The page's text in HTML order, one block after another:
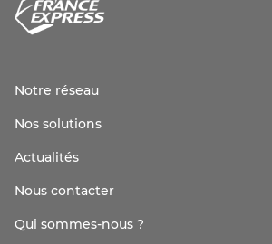
Notre réseau
Nos solutions
Actualités
Nous contacter
Qui sommes-nous ?